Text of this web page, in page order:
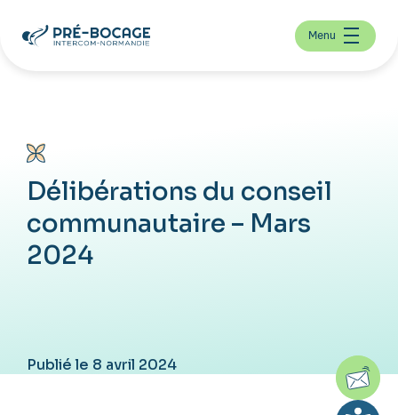
Menu
Délibérations du conseil
communautaire – Mars
2024
Publié le 8 avril 2024